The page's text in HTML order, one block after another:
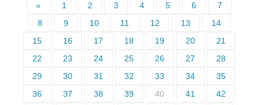
« 1 2 3 4 5 6
7
8
9 10 11 12 13
14
15
16 17 18 19 20
21
22
23 24 25 26 27
28
29
30 31 32 33 34
35
36
37 38 39 40 41
42